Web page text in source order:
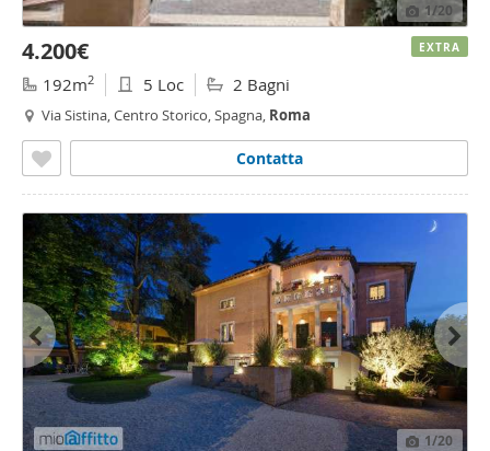
1/20
4.200€
192m2 5 Loc 2 Bagni
Via Sistina, Centro Storico, Spagna, Roma
Contatta
EXTRA
1/20